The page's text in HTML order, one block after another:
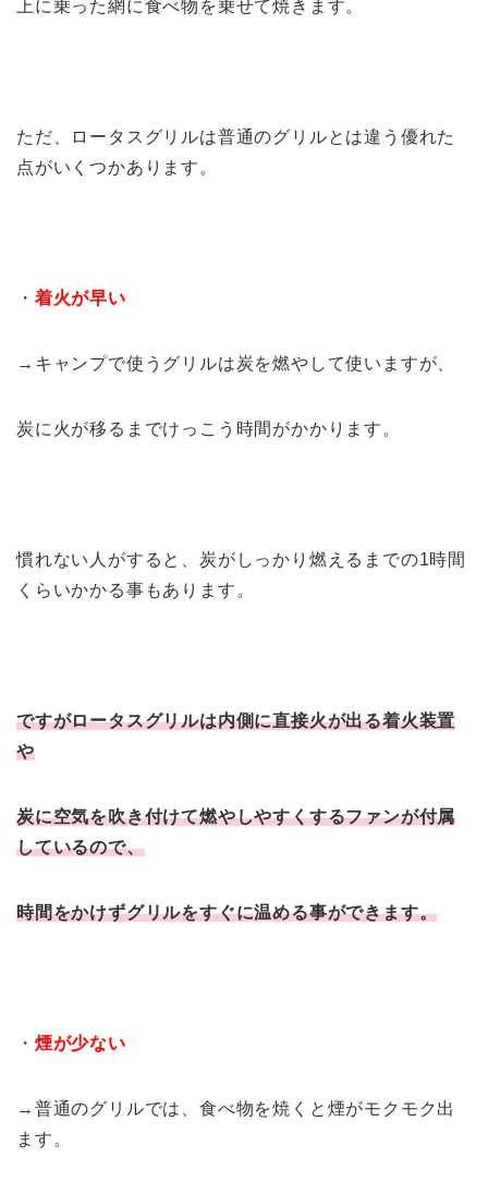
上に乗った網に食べ物を乗せて焼きます。
ただ、ロータスグリルは普通のグリルとは違う優れた
点がいくつかあります。
・ 着火が早い
→キャンプで使うグリルは炭を燃やして使いますが、
炭に火が移るまでけっこう時間がかかります。
慣れない人がすると、炭がしっかり燃えるまでの1時間
くらいかかる事もあります。
ですがロータスグリルは内側に直接火が出る着火装置
や
炭に空気を吹き付けて燃やしやすくするファンが付属
しているので、
時間をかけずグリルをすぐに温める事ができます。
・ 煙が少ない
→普通のグリルでは、食べ物を焼くと煙がモクモク出
ます。